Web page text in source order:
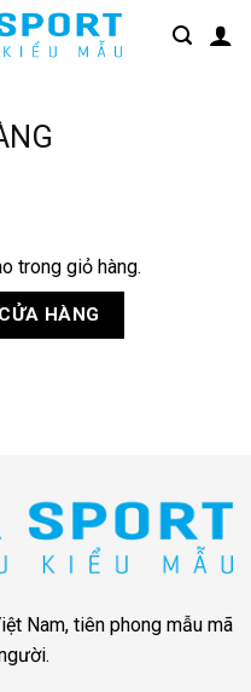
trong giỏ hàng.
HÀNG
Nam, tiên phong mẫu mã